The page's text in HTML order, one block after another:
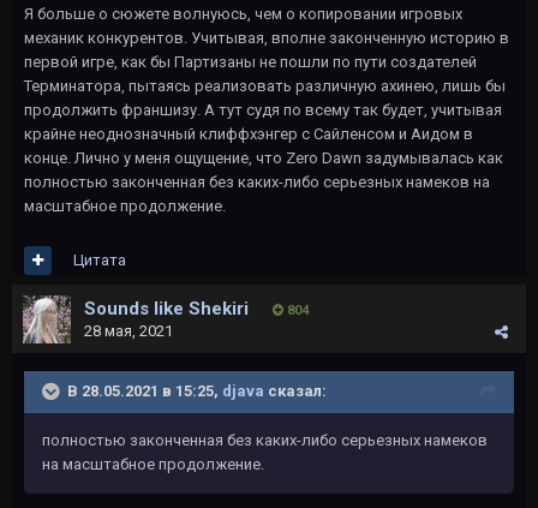
Я больше о сюжете волнуюсь, чем о копировании игровых
механик конкурентов. Учитывая, вполне законченную историю в
первой игре, как бы Партизаны не пошли по пути создателей
Терминатора, пытаясь реализовать различную ахинею, лишь бы
продолжить франшизу. А тут судя по всему так будет, учитывая
крайне неоднозначный клиффхэнгер с Сайленсом и Аидом в
конце. Лично у меня ощущение, что Zero Dawn задумывалась как
полностью законченная без каких-либо серьезных намеков на
масштабное продолжение.
Цитата
Sounds like Shekiri 804
28 мая, 2021
В 28.05.2021 в 15:25, djava сказал:
полностью законченная без каких-либо серьезных намеков
на масштабное продолжение.